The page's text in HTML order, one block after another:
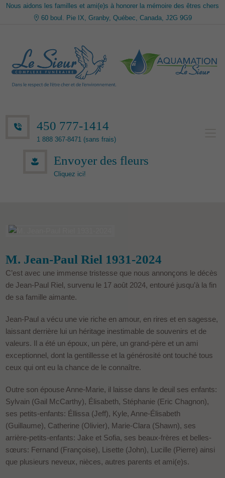
Nous aidons les familles et ami(e)s à honorer la mémoire des êtres chers
60 boul. Pie IX, Granby, Québec, Canada, J2G 9G9
450 777-1414
1 888 367-8471 (sans frais)
Envoyer des fleurs
Cliquez ici!
M. Jean-Paul Riel 1931-2024
C’est avec une immense tristesse que nous annonçons le décès
de Jean-Paul Riel, survenu le 17 août 2024, entouré jusqu’à la fin
de sa famille aimante.
Jean-Paul a vécu une vie riche en amour, en rires et en sagesse,
laissant derrière lui un héritage inestimable de souvenirs et de
valeurs. Il a été un époux, un père, un grand-père et un ami
exceptionnel, dont la gentillesse et la générosité ont touché tous
ceux qui ont eu la chance de le connaître.
Outre son épouse Anne-Marie, il laisse dans le deuil ses enfants:
Sylvain (Gail McCarthy), Élisabeth, Stéphanie (Eric Chagnon),
ses petits-enfants: Éllissa (Jeff), Kyle, Anne-Élisabeth
(Guillaume), Catherine (Olivier), Marie-Clara (Shawn), ses
arrière-petits-enfants: Jake et Sofia, ses beaux-frères et belles-
sœurs: Fernand (Françoise), Lisette (John), Lucille (Pierre) ainsi
que plusieurs neveux, nièces, autres parents et ami(e)s.